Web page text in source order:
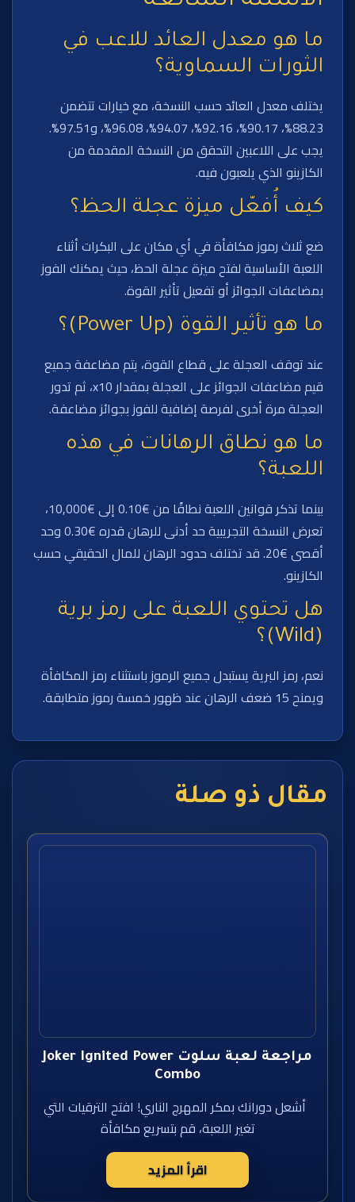
ما هو معدل العائد للاعب في
الثورات السماوية؟
يختلف معدل العائد حسب النسخة، مع خيارات تتضمن
88.23%، 90.17%، 92.16%، 94.07%، 96.08%، و97.51%.
يجب على اللاعبين التحقق من النسخة المقدمة من
الكازينو الذي يلعبون فيه.
كيف أُفعّل ميزة عجلة الحظ؟
ضع ثلاث رموز مكافأة في أي مكان على البكرات أثناء
اللعبة الأساسية لفتح ميزة عجلة الحظ، حيث يمكنك الفوز
بمضاعفات الجوائز أو تفعيل تأثير القوة.
ما هو تأثير القوة (Power Up)؟
عند توقف العجلة على قطاع القوة، يتم مضاعفة جميع
قيم مضاعفات الجوائز على العجلة بمقدار x10، ثم تدور
العجلة مرة أخرى لفرصة إضافية للفوز بجوائز مضاعفة.
ما هو نطاق الرهانات في هذه
اللعبة؟
بينما تذكر قوانين اللعبة نطاقًا من €0.10 إلى €10,000،
تعرض النسخة التجريبية حد أدنى للرهان قدره €0.30 وحد
أقصى €20. قد تختلف حدود الرهان للمال الحقيقي حسب
الكازينو.
هل تحتوي اللعبة على رمز برية
(Wild)؟
نعم، رمز البرية يستبدل جميع الرموز باستثناء رمز المكافأة
ويمنح 15 ضعف الرهان عند ظهور خمسة رموز متطابقة.
مقال ذو صلة
مراجعة لعبة سلوت Joker Ignited Power
Combo
أشعل دورانك بمكر المهرج الناري! افتح الترقيات التي
تغير اللعبة، قم بتسريع مكافأة
اقرأ المزيد